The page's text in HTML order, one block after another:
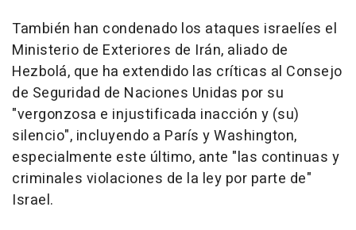
También han condenado los ataques israelíes el
Ministerio de Exteriores de Irán, aliado de
Hezbolá, que ha extendido las críticas al Consejo
de Seguridad de Naciones Unidas por su
"vergonzosa e injustificada inacción y (su)
silencio", incluyendo a París y Washington,
especialmente este último, ante "las continuas y
criminales violaciones de la ley por parte de"
Israel.